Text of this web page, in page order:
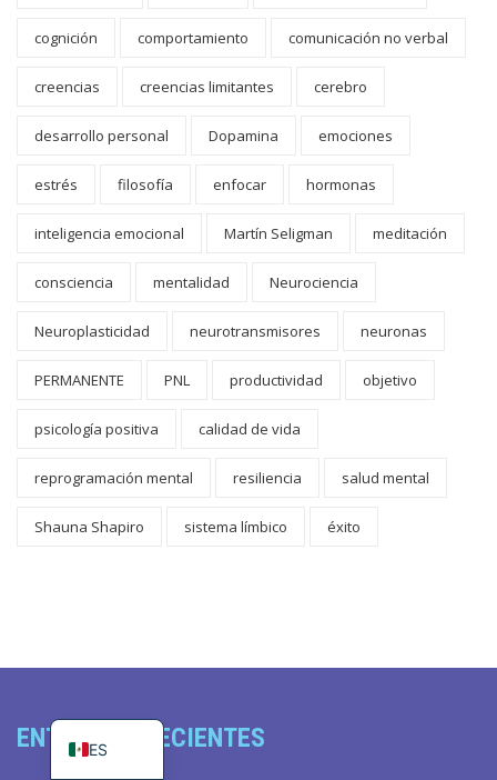
cognición comportamiento comunicación no verbal
creencias creencias limitantes cerebro
desarrollo personal Dopamina emociones
estrés filosofía enfocar hormonas
inteligencia emocional Martín Seligman meditación
consciencia mentalidad Neurociencia
Neuroplasticidad neurotransmisores neuronas
PERMANENTE PNL productividad objetivo
psicología positiva calidad de vida
reprogramación mental resiliencia salud mental
Shauna Shapiro sistema límbico éxito
ENTRADAS RECIENTES
ES